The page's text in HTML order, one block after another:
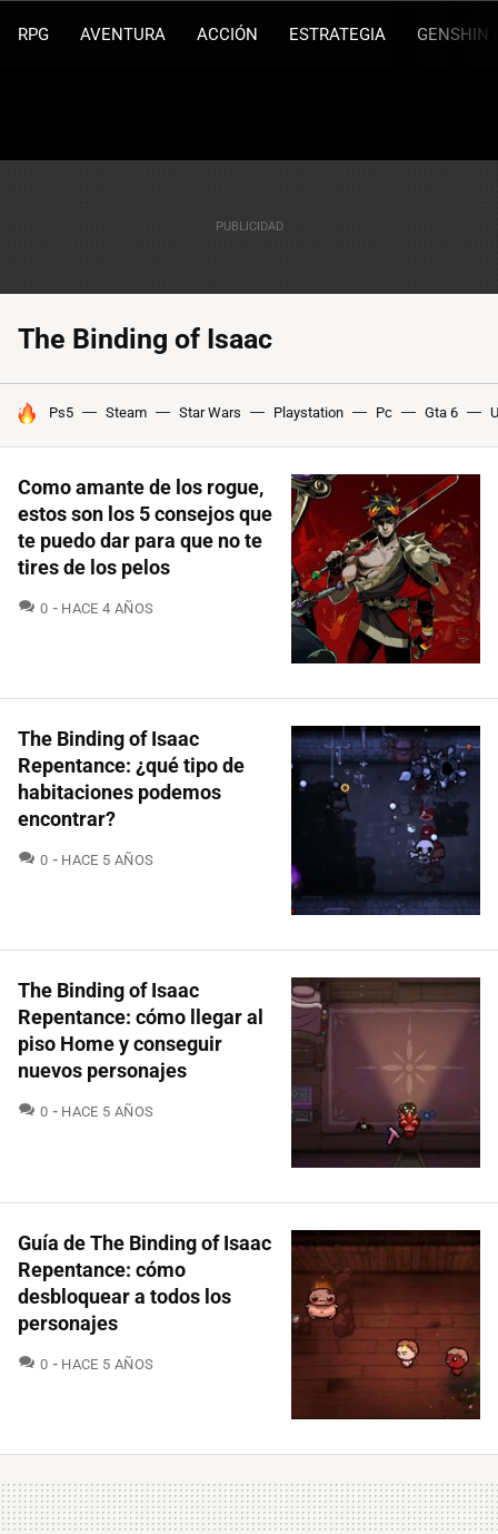
RPG AVENTURA ACCIÓN ESTRATEGIA GENSHIN
The Binding of Isaac
HOY SE HABLA DE
Ps5 Steam Star Wars Playstation Pc Gta 6
Como amante de los rogue,
estos son los 5 consejos que
te puedo dar para que no te
tires de los pelos
0 COMENTARIOS
HACE 4 AÑOS
The Binding of Isaac
Repentance: ¿qué tipo de
habitaciones podemos
encontrar?
0 COMENTARIOS
HACE 5 AÑOS
The Binding of Isaac
Repentance: cómo llegar al
piso Home y conseguir
nuevos personajes
0 COMENTARIOS
HACE 5 AÑOS
Guía de The Binding of Isaac
Repentance: cómo
desbloquear a todos los
personajes
0 COMENTARIOS
HACE 5 AÑOS